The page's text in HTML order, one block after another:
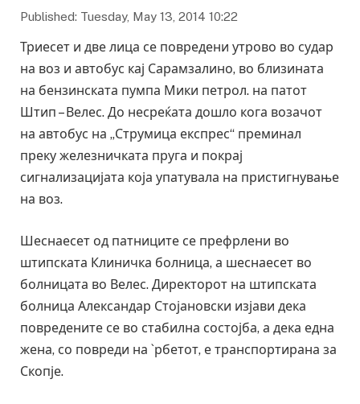
Published: Tuesday, May 13, 2014 10:22
Триесет и две лица се повредени утрово во судар
на воз и автобус кај Сарамзалино, во близината
на бензинската пумпа Мики петрол. на патот
Штип – Велес. До несреќата дошло кога возачот
на автобус на „Струмица експрес“ преминал
преку железничката пруга и покрај
сигнализацијата која упатувала на пристигнување
на воз.
Шеснаесет од патниците се префрлени во
штипската Клиничка болница, а шеснаесет во
болницата во Велес. Директорот на штипската
болница Александар Стојановски изјави дека
повредените се во стабилна состојба, а дека една
жена, со повреди на `рбетот, е транспортирана за
Скопје.